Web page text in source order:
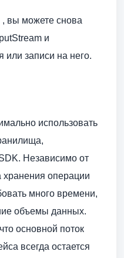
, вы можете снова
и
или записи на него.
использовать
Независимо от
операции
много времени,
объемы данных.
основной поток
всегда остается